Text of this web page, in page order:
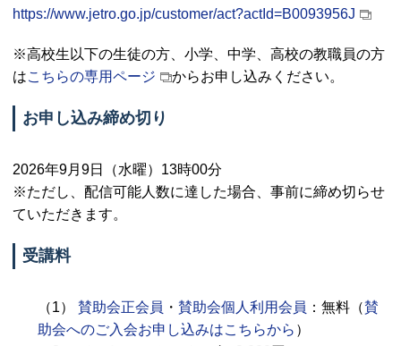
https://www.jetro.go.jp/customer/act?actId=B0093956J
※高校生以下の生徒の方、小学、中学、高校の教職員の方
はこちらの専用ページ からお申し込みください。
お申し込み締め切り
2026年9月9日（水曜）13時00分
※ただし、配信可能人数に達した場合、事前に締め切らせ
ていただきます。
受講料
（1） 賛助会正会員 ・ 賛助会個人利用会員 ：無料（賛
助会へのご入会お申し込みはこちらから ）